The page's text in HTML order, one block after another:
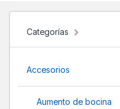
Categorías
Accesorios
Aumento de bocina